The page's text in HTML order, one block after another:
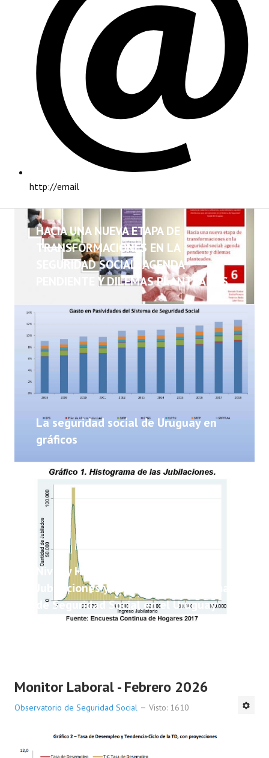
http://email
INSTITUCIONAL
NOTICIAS
HACIA UNA NUEVA ETAPA DE
TRANSFORMACIONES EN LA
SEGURIDAD SOCIAL: AGENDA
PENDIENTE Y DILEMAS PLANTEADOS
La seguridad social de Uruguay en
gráficos
Nivel y Heterogeneidad de las
Jubilaciones y Pensiones del Sistema
de Seguridad Social en el Uruguay
Monitor Laboral - Febrero 2026
Observatorio de Seguridad Social Visto: 1610